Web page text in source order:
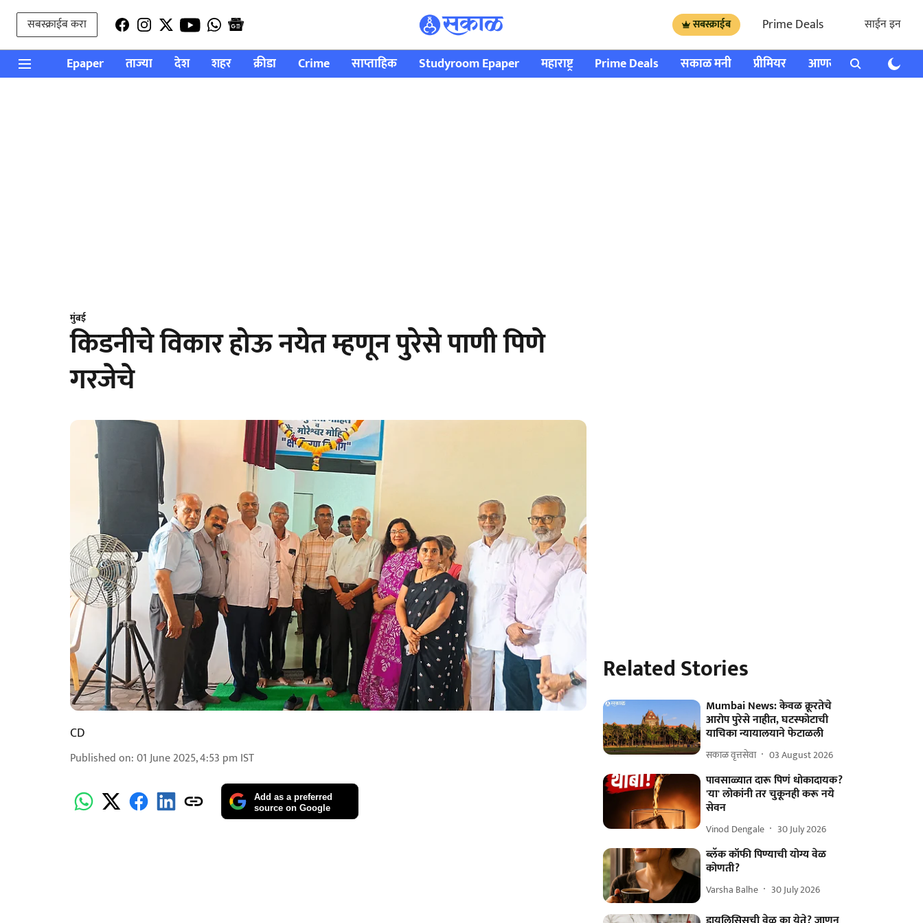
सबस्क्राईब करा सबस्क्राईब Prime Deals साईन इन
Epaper ताज्या देश शहर क्रीडा Crime साप्ताहिक Studyroom Epaper महाराष्ट्र Prime Deals सकाळ मनी प्रीमियर आणखी राशी भविष्य
मुंबई
किडनीचे विकार होऊ नयेत म्हणून पुरेसे पाणी पिणे
गरजेचे
CD
Published on:01 June 2025, 4:53 pm IST
Add as a preferred
source on Google
Related Stories
Mumbai News: केवळ क्रूरतेचे
आरोप पुरेसे नाहीत, घटस्फोटाची
याचिका न्यायालयाने फेटाळली
सकाळ वृत्तसेवा 03 August 2026
पावसाळ्यात दारू पिणं धोकादायक?
'या' लोकांनी तर चुकूनही करू नये
सेवन
Vinod Dengale 30 July 2026
ब्लॅक कॉफी पिण्याची योग्य वेळ
कोणती?
Varsha Balhe 30 July 2026